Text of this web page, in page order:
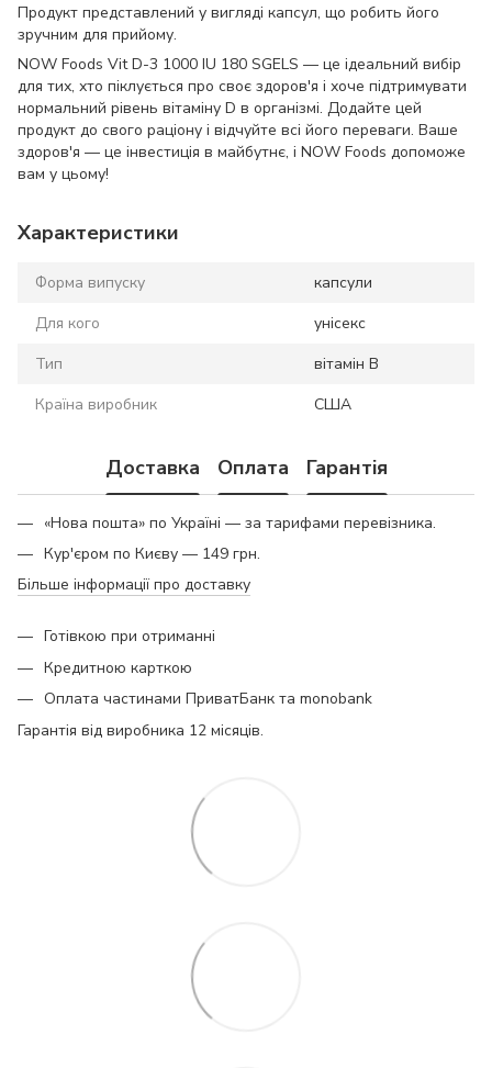
Продукт представлений у вигляді капсул, що робить його
зручним для прийому.
NOW Foods Vit D-3 1000 IU 180 SGELS — це ідеальний вибір
для тих, хто піклується про своє здоров'я і хоче підтримувати
нормальний рівень вітаміну D в організмі. Додайте цей
продукт до свого раціону і відчуйте всі його переваги. Ваше
здоров'я — це інвестиція в майбутнє, і NOW Foods допоможе
вам у цьому!
Характеристики
Форма випуску
капсули
Для кого
унісекс
Тип
вітамін B
Країна виробник
США
Доставка Оплата Гарантія
«Нова пошта» по Україні — за тарифами перевізника.
Кур'єром по Києву — 149 грн.
Більше інформації про доставку
Готівкою при отриманні
Кредитною карткою
Оплата частинами ПриватБанк та monobank
Гарантія від виробника 12 місяців.